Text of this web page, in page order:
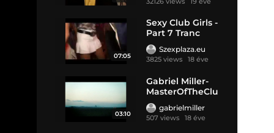
07:05
Sexy Club Girls -
Part 7 Tranc
Szexplaza.eu
3825 views 18 éve
03:10
Gabriel Miller-
MasterOfTheClu
b
gabrielmiller
507 views 18 éve